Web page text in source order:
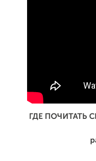
ГДЕ ПОЧИТАТЬ
разделе